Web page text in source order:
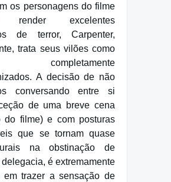
os personagens do filme
render excelentes
de terror, Carpenter,
trata seus vilões como
completamente
A decisão de não
conversando entre si
de uma breve cena
do filme) e com posturas
que se tornam quase
na obstinação de
é extremamente
em trazer a sensação de